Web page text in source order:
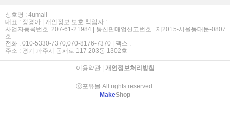
상호명 : 4umall
대표 : 정경아 | 개인정보 보호 책임자 :
사업자등록번호 :207-61-21984 | 통신판매업신고번호 : 제2015-서울동대문-0807
호
전화 : 010-5330-7370,070-8176-7370 | 팩스 :
주소 : 경기 파주시 동패로 117 203동 1302호
이용약관| 개인정보처리방침
ⓒ포유몰 All rights reserved.
MakeShop